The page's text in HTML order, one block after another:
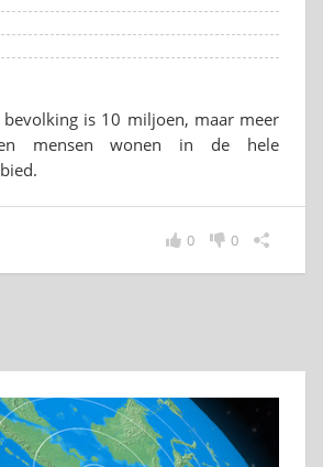
is 10 miljoen, maar meer
mensen wonen in de hele
0
0